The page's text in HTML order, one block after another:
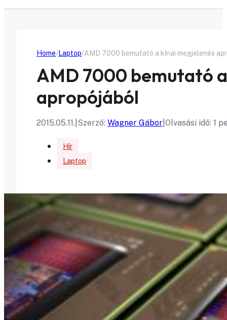
Home Laptop AMD 7000 bemutató a kínai megjelenés
AMD 7000 bemutató
apropójából
2015.05.11. Szerző: Wagner Gábor Olvasási idő: 1
Hír
Laptop